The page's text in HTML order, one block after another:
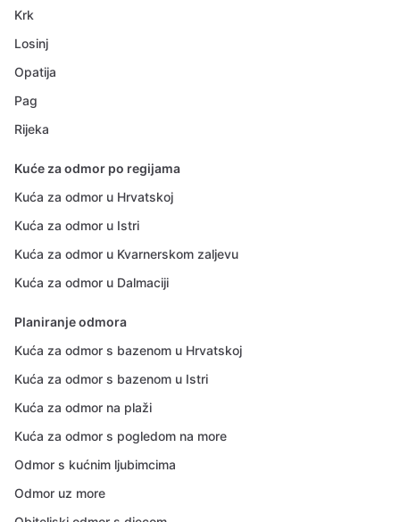
Krk
Losinj
Opatija
Pag
Rijeka
Kuće za odmor po regijama
Kuća za odmor u Hrvatskoj
Kuća za odmor u Istri
Kuća za odmor u Kvarnerskom zaljevu
Kuća za odmor u Dalmaciji
Planiranje odmora
Kuća za odmor s bazenom u Hrvatskoj
Kuća za odmor s bazenom u Istri
Kuća za odmor na plaži
Kuća za odmor s pogledom na more
Odmor s kućnim ljubimcima
Odmor uz more